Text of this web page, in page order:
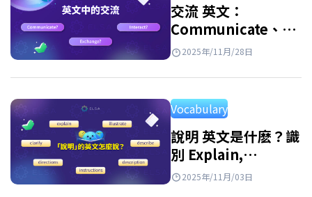
交流 英文：
Communicate、
Exchange、
用？
2025年/11月/28日
Vocabulary
說明 英文是什麽？識
別 Explain,
Illustrate,
2025年/11月/03日